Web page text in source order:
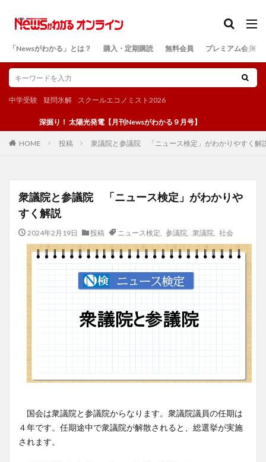
「Newsがわかる」とは？ 購入・定期購読 無料会員 プレミアム会員
中学受験 疑問氷解 スクールエコノミスト2026
深掘り！ 太陽光発電【月刊Newsがわかる９月号】
HOME 投稿 衆議院と参議院 「ニュース検定」がわかりやすく解
衆議院と参議院 「ニュース検定」がわかりや
すく解説
2024年2月19日 投稿 ニュース検定 参議院, 衆議院, 社会
国会は衆議院と参議院からなります。衆議院議員の任期は
４年です。任期途中で衆議院が解散されると、総選挙が実施
されます。
検索